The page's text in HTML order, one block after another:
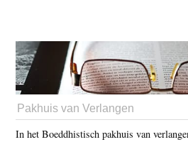
Pakhuis van Verlangen
In het Boeddhistisch pakhuis van